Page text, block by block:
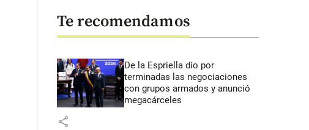
Te recomendamos
De la Espriella dio por
terminadas las negociaciones
con grupos armados y anunció
megacárceles
share